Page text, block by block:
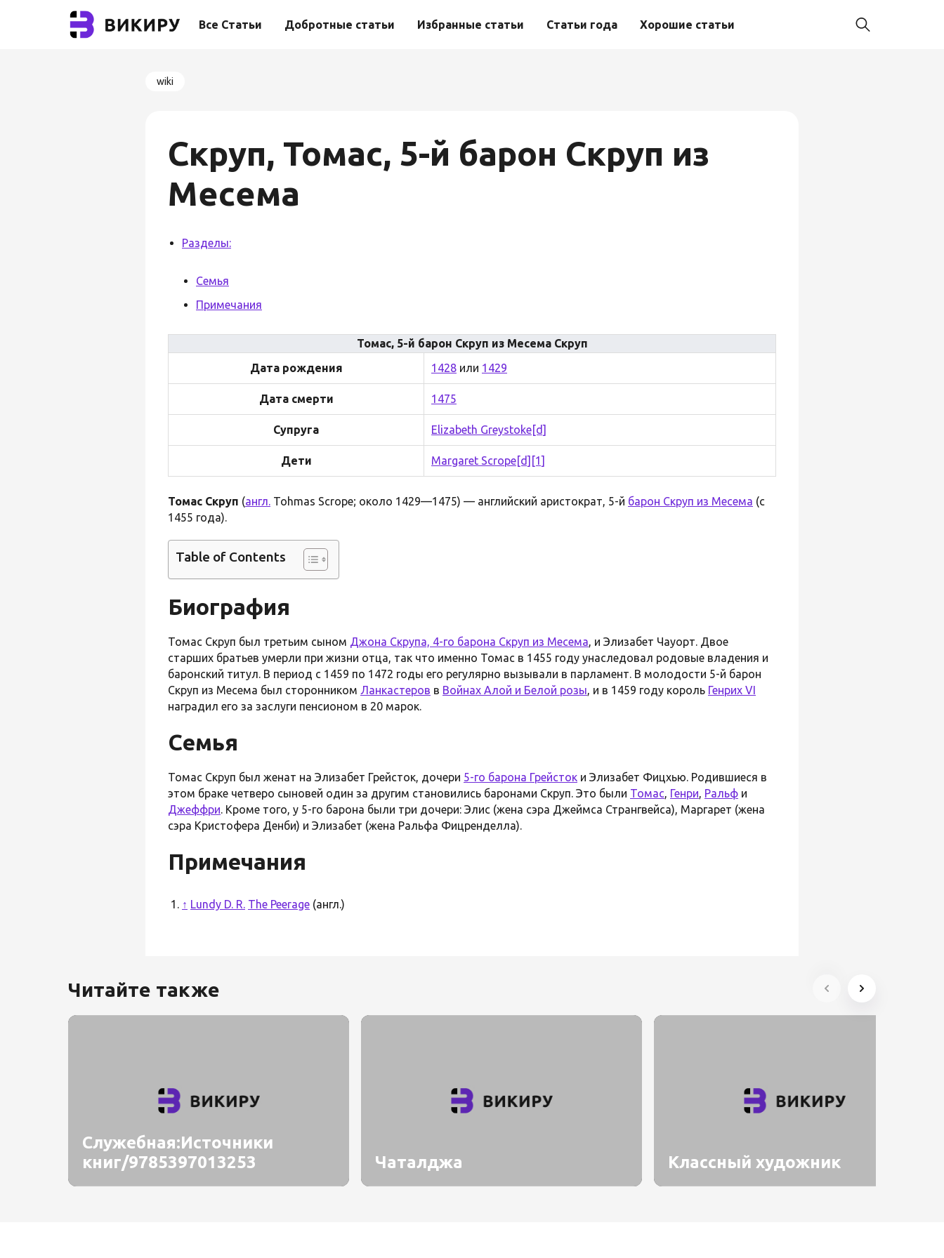
Все Статьи Добротные статьи Избранные статьи Статьи года Хорошие статьи
wiki
Скруп, Томас, 5-й барон Скруп из
Месема
Разделы:
Семья
Примечания
Томас, 5-й барон Скруп из Месема Скруп
Дата рождения
1428 или 1429
Дата смерти 1475
Супруга Elizabeth Greystoke[d]
Дети Margaret Scrope[d] [1]
Томас Скруп (англ. Tohmas Scrope; около 1429—1475) — английский аристократ, 5-й барон Скруп из Месема (с
1455 года).
Table of Contents
Биография
Томас Скруп был третьим сыном Джона Скрупа, 4-го барона Скруп из Месема, и Элизабет Чауорт. Двое
старших братьев умерли при жизни отца, так что именно Томас в 1455 году унаследовал родовые владения и
баронский титул. В период с 1459 по 1472 годы его регулярно вызывали в парламент. В молодости 5-й барон
Скруп из Месема был сторонником Ланкастеров в Войнах Алой и Белой розы, и в 1459 году король Генрих VI
наградил его за заслуги пенсионом в 20 марок.
Семья
Томас Скруп был женат на Элизабет Грейсток, дочери 5-го барона Грейсток и Элизабет Фицхью. Родившиеся в
этом браке четверо сыновей один за другим становились баронами Скруп. Это были Томас, Генри, Ральф и
Джеффри. Кроме того, у 5-го барона были три дочери: Элис (жена сэра Джеймса Странгвейса), Маргарет (жена
сэра Кристофера Денби) и Элизабет (жена Ральфа Фицренделла).
Примечания
↑ Lundy D. R. The Peerage (англ.)
Читайте также
Служебная:Источники
книг/9785397013253
Чаталджа Классный художник